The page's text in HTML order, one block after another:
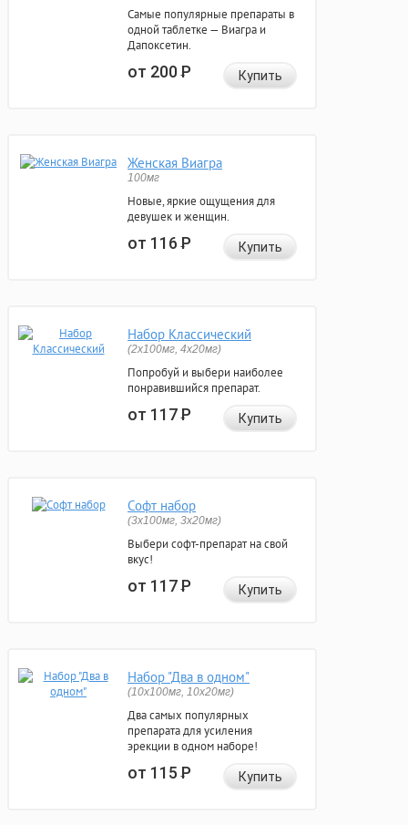
Самые популярные препараты в
одной таблетке — Виагра и
Дапоксетин.
от 200Р Купить
Женская Виагра
100мг
Новые, яркие ощущения для
девушек и женщин.
от 116Р Купить
Набор Классический
(2x100мг, 4x20мг)
Попробуй и выбери наиболее
понравившийся препарат.
от 117Р Купить
Софт набор
(3x100мг, 3x20мг)
Выбери софт-препарат на свой
вкус!
от 117Р Купить
Набор "Два в одном"
(10x100мг, 10x20мг)
Два самых популярных
препарата для усиления
эрекции в одном наборе!
от 115Р Купить